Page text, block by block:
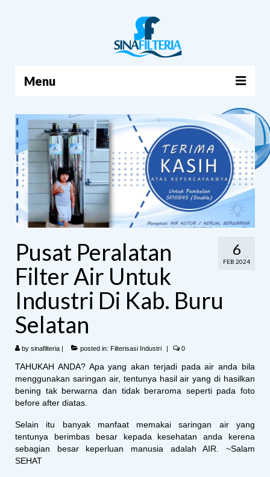
Menu
BERANDA
PRODUK
TENTANG KAMI
ARTIKEL
HUBUNGI KAMI
6
FEB 2024
Pusat Peralatan
Filter Air Untuk
Industri Di Kab. Buru
Selatan
by sinafilteria | posted in: Filterisasi Industri | 0
TAHUKAH ANDA? Apa yang akan terjadi pada air anda bila
menggunakan saringan air, tentunya hasil air yang di hasilkan
bening tak berwarna dan tidak beraroma seperti pada foto
before after diatas.
Selain itu banyak manfaat memakai saringan air yang
tentunya berimbas besar kepada kesehatan anda kerena
sebagian besar keperluan manusia adalah AIR. ~Salam
SEHAT